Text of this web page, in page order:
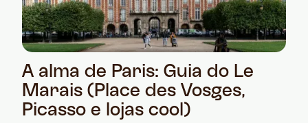
A alma de Paris: Guia do Le
Marais (Place des Vosges,
Picasso e lojas cool)